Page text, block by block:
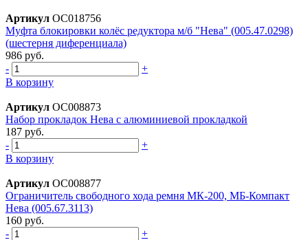
Артикул ОС018756
Муфта блокировки колёс редуктора м/б "Нева" (005.47.0298)
(шестерня диференциала)
986 руб.
-
+
В корзину
Артикул ОС008873
Набор прокладок Нева с алюминиевой прокладкой
187 руб.
-
+
В корзину
Артикул ОС008877
Огрaничитель свободного ходa ремня МК-200, МБ-Компaкт
Невa (005.67.3113)
160 руб.
-
+